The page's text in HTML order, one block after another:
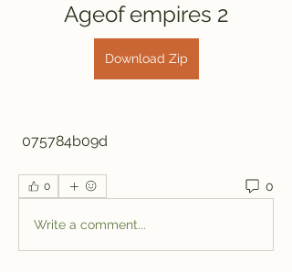
Ageof empires 2
Download Zip
075784b09d
0 0
Write a comment...